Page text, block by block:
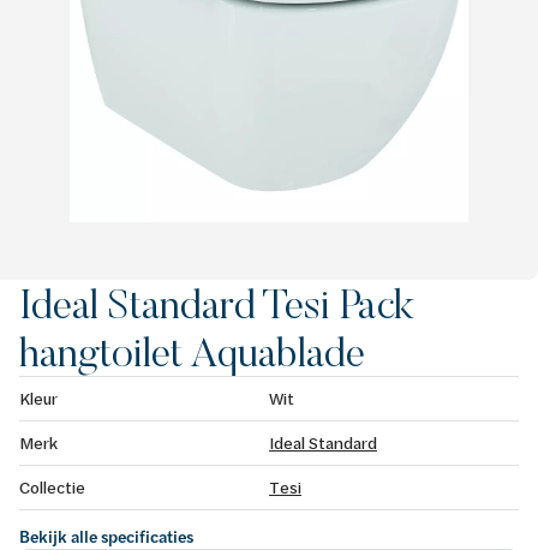
Ideal Standard Tesi Pack
hangtoilet Aquablade
Kleur
Wit
Merk
Ideal Standard
Collectie
Tesi
Bekijk alle specificaties